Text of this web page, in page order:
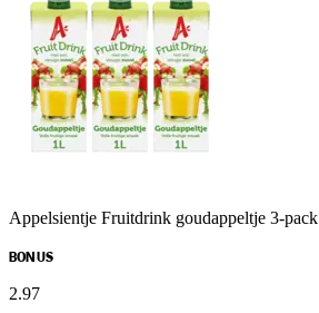
Appelsientje Fruitdrink goudappeltje 3-pack
BONUS
2.97